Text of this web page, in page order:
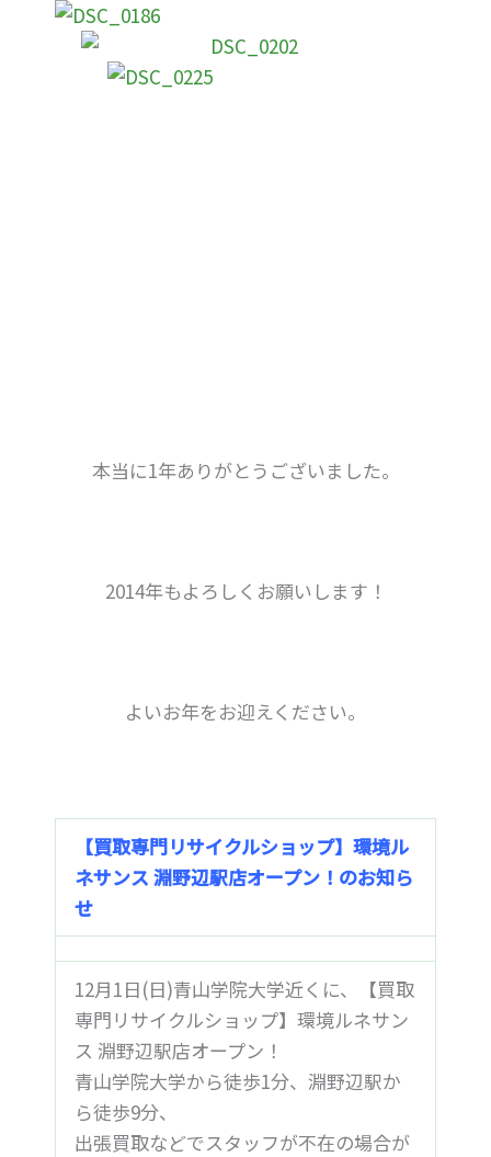
本当に1年ありがとうございました。
2014年もよろしくお願いします！
よいお年をお迎えください。
【買取専門リサイクルショップ】環境ル
ネサンス 淵野辺駅店オープン！のお知ら
せ
12月1日(日)青山学院大学近くに、【買取
専門リサイクルショップ】環境ルネサン
ス 淵野辺駅店オープン！
青山学院大学から徒歩1分、淵野辺駅か
ら徒歩9分、
出張買取などでスタッフが不在の場合が